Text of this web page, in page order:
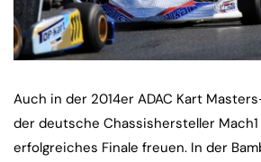
Auch in der 2014er ADAC Kart
der deutsche Chassishersteller
erfolgreiches Finale freuen. In der